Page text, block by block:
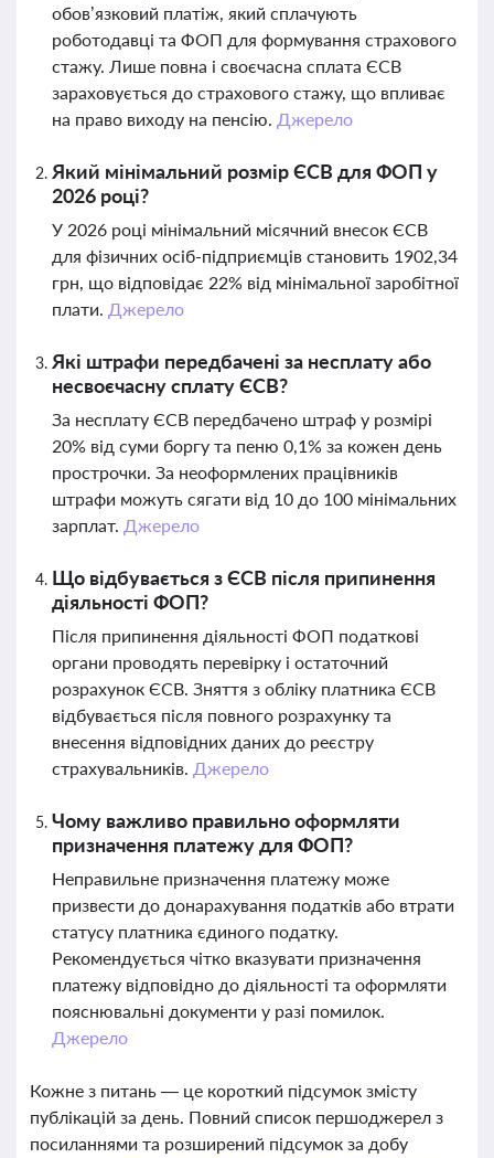
обов’язковий платіж, який сплачують
роботодавці та ФОП для формування страхового
стажу. Лише повна і своєчасна сплата ЄСВ
зараховується до страхового стажу, що впливає
на право виходу на пенсію. Джерело
Який мінімальний розмір ЄСВ для ФОП у
2026 році?
У 2026 році мінімальний місячний внесок ЄСВ
для фізичних осіб-підприємців становить 1902,34
грн, що відповідає 22% від мінімальної заробітної
плати. Джерело
Які штрафи передбачені за несплату або
несвоєчасну сплату ЄСВ?
За несплату ЄСВ передбачено штраф у розмірі
20% від суми боргу та пеню 0,1% за кожен день
прострочки. За неоформлених працівників
штрафи можуть сягати від 10 до 100 мінімальних
зарплат. Джерело
Що відбувається з ЄСВ після припинення
діяльності ФОП?
Після припинення діяльності ФОП податкові
органи проводять перевірку і остаточний
розрахунок ЄСВ. Зняття з обліку платника ЄСВ
відбувається після повного розрахунку та
внесення відповідних даних до реєстру
страхувальників. Джерело
Чому важливо правильно оформляти
призначення платежу для ФОП?
Неправильне призначення платежу може
призвести до донарахування податків або втрати
статусу платника єдиного податку.
Рекомендується чітко вказувати призначення
платежу відповідно до діяльності та оформляти
пояснювальні документи у разі помилок.
Джерело
Кожне з питань — це короткий підсумок змісту
публікацій за день. Повний список першоджерел з
посиланнями та розширений підсумок за добу